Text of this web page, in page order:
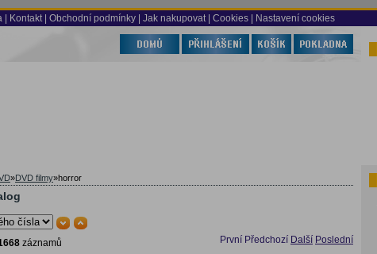
Kontakt Obchodní podmínky Jak nakupovat | Cookies | Nastavení cookies
»DVD filmy»horror
záznamů První Předchozí Další Poslední